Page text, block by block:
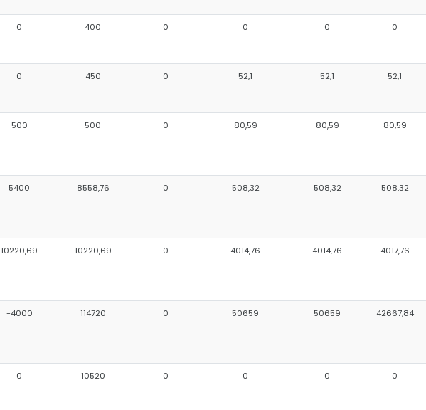
0 400 0 0 0 0
0 450 0 52,1 52,1 52,1
500 500 0 80,59 80,59 80,59
5400 8558,76 0 508,32 508,32 508,32
10220,69 10220,69 0 4014,76 4014,76 4017,76
-4000 114720 0 50659 50659 42667,84
0 10520 0 0 0 0